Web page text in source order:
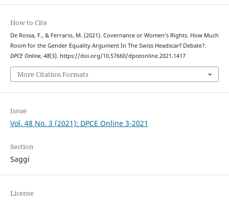
How to Cite
De Rossa, F., & Ferrario, M. (2021). Covernance or Women’s Rights. How Much
Room for the Gender Equality Argument In The Swiss Headscarf Debate?.
DPCE Online, 48(3). https://doi.org/10.57660/dpceonline.2021.1417
More Citation Formats
Issue
Vol. 48 No. 3 (2021): DPCE Online 3-2021
Section
Saggi
License